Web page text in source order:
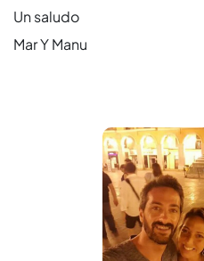
Un saludo
Mar Y Manu